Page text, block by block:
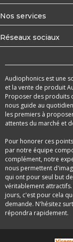
Nos services
Réseaux sociaux
Audiophonics est une
et la vente de produit
Proposer des produits
nous guide au
les premiers à
attentes du marché et
Pour honorer ces
par notre équipe
complément, notre
nous permettent
qui ont pour seul but
véritablement
jours, c'est pour cela
demande. N'hésitez
répondra rapidement.